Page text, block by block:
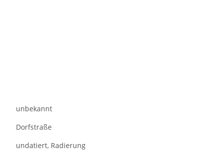
unbekannt
Dorfstraße
undatiert, Radierung